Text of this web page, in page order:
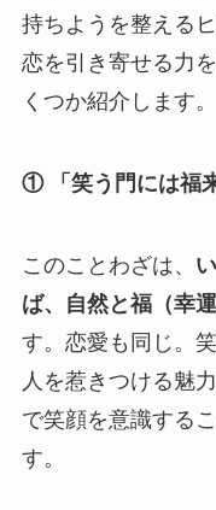
持ちようを整える
恋を引き寄せる力
くつか紹介します。
① 「笑う門には福
このことわざは、
ば、自然と福（幸
す。恋愛も同じ。
人を惹きつける魅
で笑顔を意識する
す。